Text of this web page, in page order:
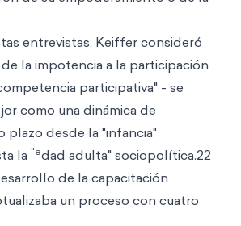
entrevistas, Keiffer consideró
la impotencia a la participación
participativa" - se
como una dinámica de
plazo desde la "infancia"
la "edad adulta" sociopolítica.22
de la capacitación
un proceso con cuatro